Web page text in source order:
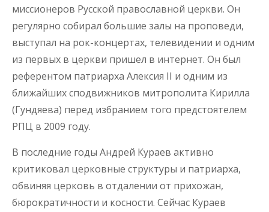
миссионеров Русской православной церкви. Он
регулярно собирал большие залы на проповеди,
выступал на рок-концертах, телевидении и одним
из первых в церкви пришел в интернет. Он был
референтом патриарха Алексия II и одним из
ближайших сподвижников митрополита Кирилла
(Гундяева) перед избранием того предстоятелем
РПЦ в 2009 году.
В последние годы Андрей Кураев активно
критиковал церковные структуры и патриарха,
обвиняя церковь в отдалении от прихожан,
бюрократичности и косности. Сейчас Кураев